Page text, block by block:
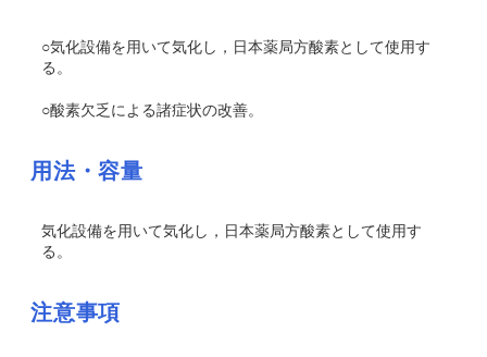
○気化設備を用いて気化し，日本薬局方酸素として使用す
る。
○酸素欠乏による諸症状の改善。
用法・容量
気化設備を用いて気化し，日本薬局方酸素として使用す
る。
注意事項